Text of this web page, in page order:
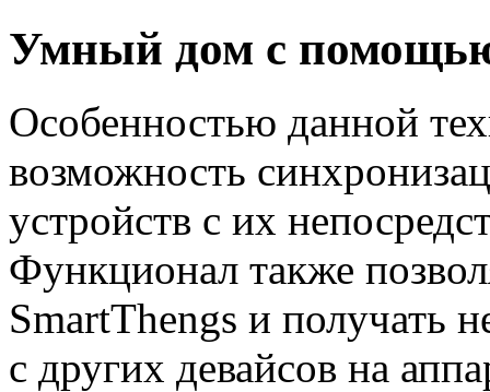
Умный дом с
Особенностью данной
возможность
устройств с их
Функционал также
SmartThengs и получать
с других девайсов на